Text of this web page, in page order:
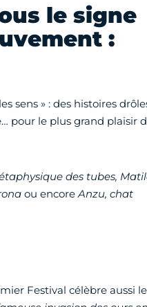
le signe
:
sens » : des histoires
pour le plus grand plaisir
des tubes,
ou encoreAnzu, chat
Festival célèbre aussi le